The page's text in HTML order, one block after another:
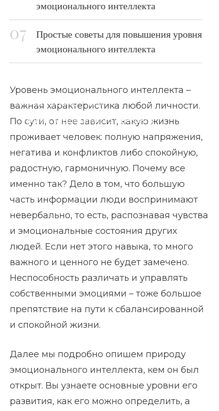
Главная страница
Блог
Уровень эмоционального интеллекта
эмоционального интеллекта
Простые советы для повышения уровня
эмоционального интеллекта
Уровень эмоционального интеллекта –
важная характеристика любой личности.
По сути, от нее зависит, какую жизнь
проживает человек: полную напряжения,
негатива и конфликтов либо спокойную,
радостную, гармоничную. Почему все
именно так? Дело в том, что большую
часть информации люди воспринимают
невербально, то есть, распознавая чувства
и эмоциональные состояния других
людей. Если нет этого навыка, то много
важного и ценного не будет замечено.
Неспособность различать и управлять
собственными эмоциями – тоже большое
препятствие на пути к сбалансированной
и спокойной жизни.
Далее мы подробно опишем природу
эмоционального интеллекта, кем он был
открыт. Вы узнаете основные уровни его
развития, как его можно определить, а